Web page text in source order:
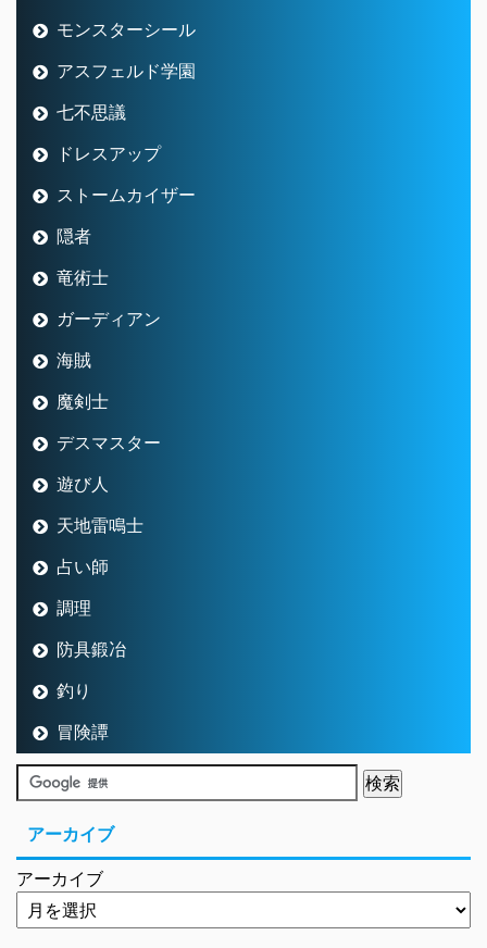
モンスターシール
アスフェルド学園
七不思議
ドレスアップ
ストームカイザー
隠者
竜術士
ガーディアン
海賊
魔剣士
デスマスター
遊び人
天地雷鳴士
占い師
調理
防具鍛冶
釣り
冒険譚
アーカイブ
アーカイブ